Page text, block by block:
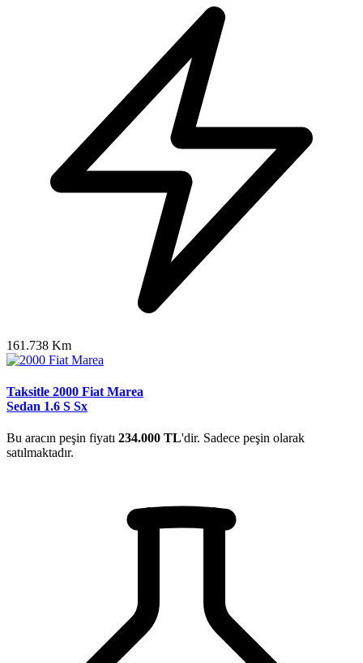
161.738 Km
Taksitle 2000 Fiat Marea
Sedan 1.6 S Sx
Bu aracın peşin fiyatı 234.000 TL'dir. Sadece peşin olarak
satılmaktadır.